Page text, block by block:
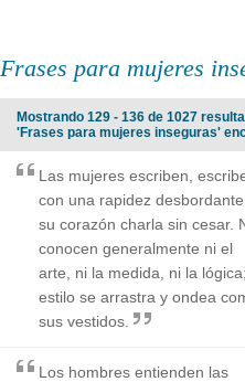
Frases para mujeres
Mostrando 129 - 136 de 1027
'Frases para mujeres inseguras'
Las mujeres escriben,
con una rapidez
su corazón charla sin cesar.
conocen generalmente ni el
arte, ni la medida, ni la
estilo se arrastra y ondea
sus vestidos.
Los hombres entienden las